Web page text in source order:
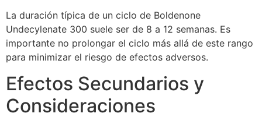
La duración típica de un ciclo de Boldenone
Undecylenate 300 suele ser de 8 a 12 semanas. Es
importante no prolongar el ciclo más allá de este rango
para minimizar el riesgo de efectos adversos.
Efectos Secundarios y
Consideraciones